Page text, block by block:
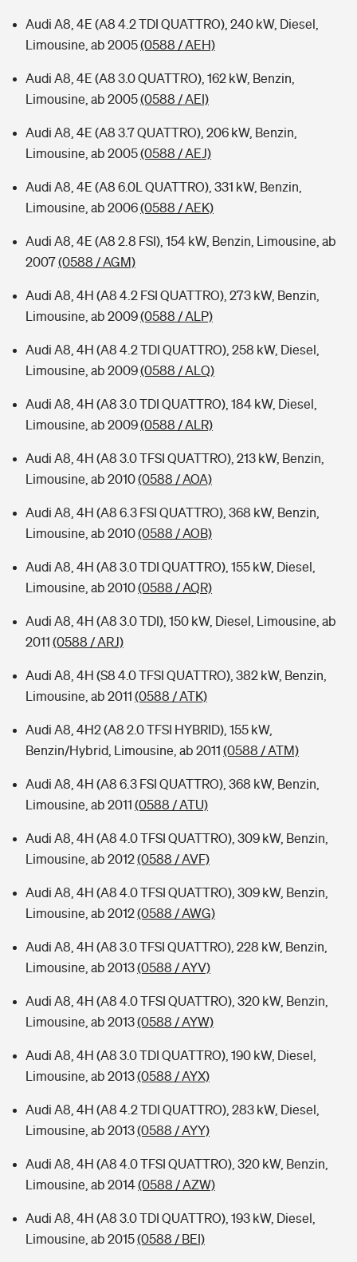
Audi A8, 4E (A8 4.2 TDI QUATTRO), 240 kW, Diesel,
Limousine, ab 2005(0588 / AEH)
Audi A8, 4E (A8 3.0 QUATTRO), 162 kW, Benzin,
Limousine, ab 2005(0588 / AEI)
Audi A8, 4E (A8 3.7 QUATTRO), 206 kW, Benzin,
Limousine, ab 2005(0588 / AEJ)
Audi A8, 4E (A8 6.0L QUATTRO), 331 kW, Benzin,
Limousine, ab 2006(0588 / AEK)
Audi A8, 4E (A8 2.8 FSI), 154 kW, Benzin, Limousine, ab
2007(0588 / AGM)
Audi A8, 4H (A8 4.2 FSI QUATTRO), 273 kW, Benzin,
Limousine, ab 2009(0588 / ALP)
Audi A8, 4H (A8 4.2 TDI QUATTRO), 258 kW, Diesel,
Limousine, ab 2009(0588 / ALQ)
Audi A8, 4H (A8 3.0 TDI QUATTRO), 184 kW, Diesel,
Limousine, ab 2009(0588 / ALR)
Audi A8, 4H (A8 3.0 TFSI QUATTRO), 213 kW, Benzin,
Limousine, ab 2010(0588 / AOA)
Audi A8, 4H (A8 6.3 FSI QUATTRO), 368 kW, Benzin,
Limousine, ab 2010(0588 / AOB)
Audi A8, 4H (A8 3.0 TDI QUATTRO), 155 kW, Diesel,
Limousine, ab 2010(0588 / AQR)
Audi A8, 4H (A8 3.0 TDI), 150 kW, Diesel, Limousine, ab
2011 (0588 / ARJ)
Audi A8, 4H (S8 4.0 TFSI QUATTRO), 382 kW, Benzin,
Limousine, ab 2011 (0588 / ATK)
Audi A8, 4H2 (A8 2.0 TFSI HYBRID), 155 kW,
Benzin/Hybrid, Limousine, ab 2011 (0588 / ATM)
Audi A8, 4H (A8 6.3 FSI QUATTRO), 368 kW, Benzin,
Limousine, ab 2011 (0588 / ATU)
Audi A8, 4H (A8 4.0 TFSI QUATTRO), 309 kW, Benzin,
Limousine, ab 2012(0588 / AVF)
Audi A8, 4H (A8 4.0 TFSI QUATTRO), 309 kW, Benzin,
Limousine, ab 2012(0588 / AWG)
Audi A8, 4H (A8 3.0 TFSI QUATTRO), 228 kW, Benzin,
Limousine, ab 2013(0588 / AYV)
Audi A8, 4H (A8 4.0 TFSI QUATTRO), 320 kW, Benzin,
Limousine, ab 2013(0588 / AYW)
Audi A8, 4H (A8 3.0 TDI QUATTRO), 190 kW, Diesel,
Limousine, ab 2013(0588 / AYX)
Audi A8, 4H (A8 4.2 TDI QUATTRO), 283 kW, Diesel,
Limousine, ab 2013(0588 / AYY)
Audi A8, 4H (A8 4.0 TFSI QUATTRO), 320 kW, Benzin,
Limousine, ab 2014(0588 / AZW)
Audi A8, 4H (A8 3.0 TDI QUATTRO), 193 kW, Diesel,
Limousine, ab 2015(0588 / BEI)